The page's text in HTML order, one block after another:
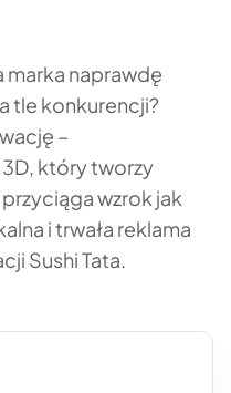
marka naprawdę
tle konkurencji?
–
który tworzy
wzrok jak
i trwała reklama
Sushi Tata.